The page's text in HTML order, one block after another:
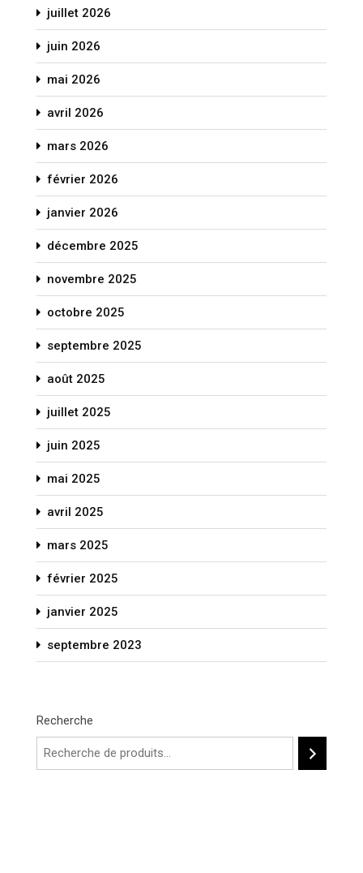
juillet 2026
juin 2026
mai 2026
avril 2026
mars 2026
février 2026
janvier 2026
décembre 2025
novembre 2025
octobre 2025
septembre 2025
août 2025
juillet 2025
juin 2025
mai 2025
avril 2025
mars 2025
février 2025
janvier 2025
septembre 2023
Recherche